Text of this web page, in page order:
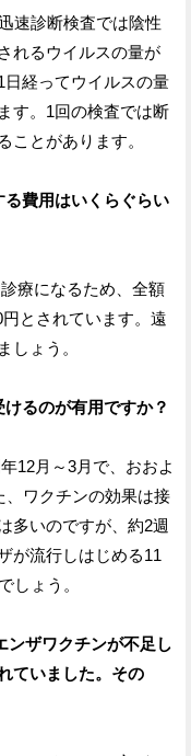
速診断検査では陰性
れるウイルスの量が
日経ってウイルスの量
す。1回の検査では断
ことがあります。
る費用はいくらぐらい
療になるため、全額
とされています。遠
しょう。
けるのが有用ですか？
12月～3月で、おおよ
、ワクチンの効果は接
多いのですが、約2週
が流行しはじめる11
しょう。
ンザワクチンが不足し
ていました。その